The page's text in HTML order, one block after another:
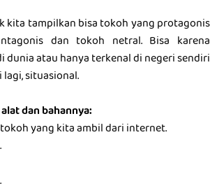
kita tampilkan bisa tokoh yang protagonis
dan tokoh netral. Bisa karena
dunia atau hanya terkenal di negeri sendiri
lagi, situasional.
dan bahannya:
yang kita ambil dari internet.